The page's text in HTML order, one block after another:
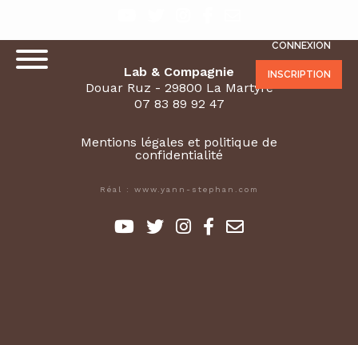
CONNEXION
INSCRIPTION
Lab & Compagnie
Douar Ruz - 29800 La Martyre
07 83 89 92 47
Mentions légales et politique de
confidentialité
Réal : www.yann-stephan.com